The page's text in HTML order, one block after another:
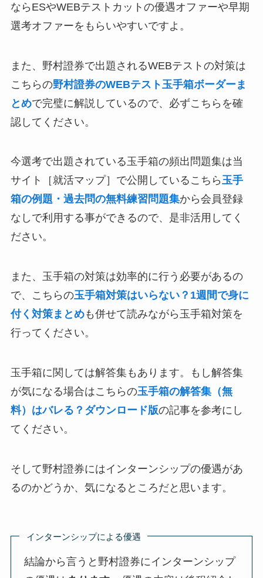
ならESやWEBテストカットの優遇オファーや早期
選考オファーをもらいやすいですよ。
また、野村證券で出題されるWEBテストの対策は
こちらの野村證券のWEBテスト玉手箱ボーダーま
とめで完璧に解説しているので、必ずこちらを確
認してください。
今選考で出題されている玉手箱の頻出問題集は当
サイト［就活マップ］で公開しているこちら玉手
箱の例題・過去問の無料練習問題集から会員登録
なしで利用する事ができるので、是非活用してく
ださい。
また、玉手箱の対策は効率的に行う必要があるの
で、こちらの玉手箱対策はいらない？1週間で身に
付く対策まとめも併せて読みながら玉手箱対策を
行ってください。
玉手箱に関しては解答集もあります。もし解答集
が気になる場合はこちらの玉手箱の解答集（無
料）はバレる？ダウンロード版の記事を参考にし
てください。
そして野村證券にはインターンシップの優遇があ
るのかどうか、気になるところだと思います。
インターンシップによる優遇
結論から言うと野村證券にインターンシップ